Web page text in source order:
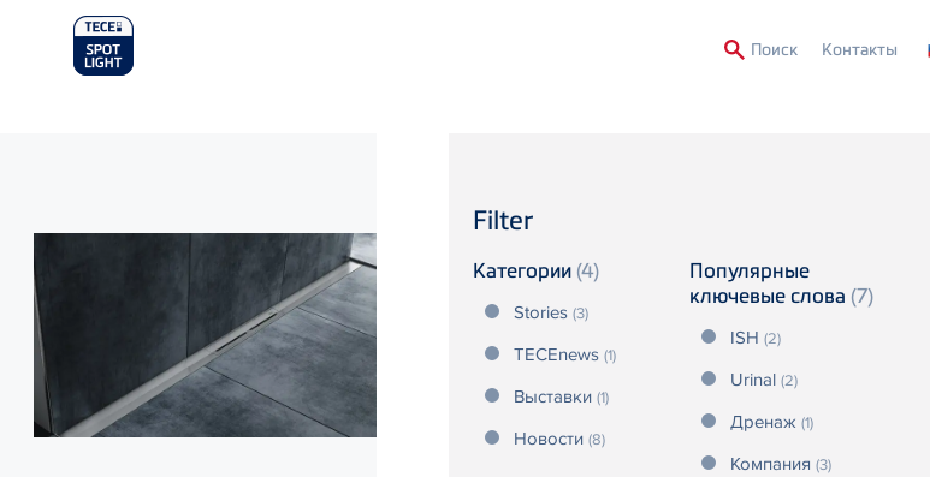
Поиск Контакты
Filter
Категории (4)
Stories (3)
TECEnews (1)
Выставки (1)
Новости (8)
Популярные
ключевые слова (7)
ISH (2)
Urinal (2)
Дренаж (1)
Компания (3)